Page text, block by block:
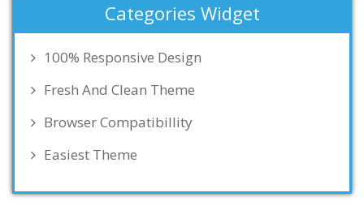
Categories Widget
100% Responsive Design
Fresh And Clean Theme
Browser Compatibillity
Easiest Theme